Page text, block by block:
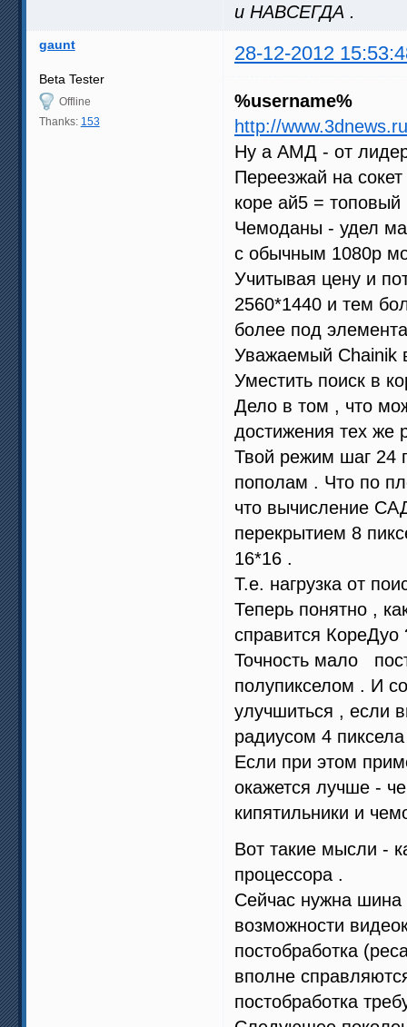
и НАВСЕГДА .
gaunt 28-12-2012
Beta Tester
Offline
Thanks: 153
%username%
http://
Ну а АМД - от
Переезжай на
коре ай5 =
Чемоданы - удел
с обычным 1080р
Учитывая цену и
2560*1440 и тем
более под
Уважаемый Chainik
Уместить поиск в
Дело в том , что
достижения тех же
Твой режим шаг 24
пополам . Что по
что вычисление
перекрытием 8
16*16 .
Т.е. нагрузка от
Теперь понятно ,
справится КореДуо
Точность мало
полупикселом . И
улучшиться , если
радиусом 4
Если при этом
окажется лучше -
кипятильники и
Вот такие мысли -
процессора .
Сейчас нужна шина
возможности
постобработка
вполне
постобработка